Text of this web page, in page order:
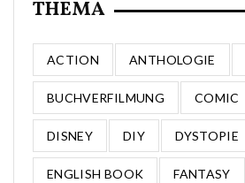
THEMA
ACTION ANTHOLOGIE
BUCHVERFILMUNG COMIC
DISNEY DIY DYSTOPIE
ENGLISH BOOK FANTASY